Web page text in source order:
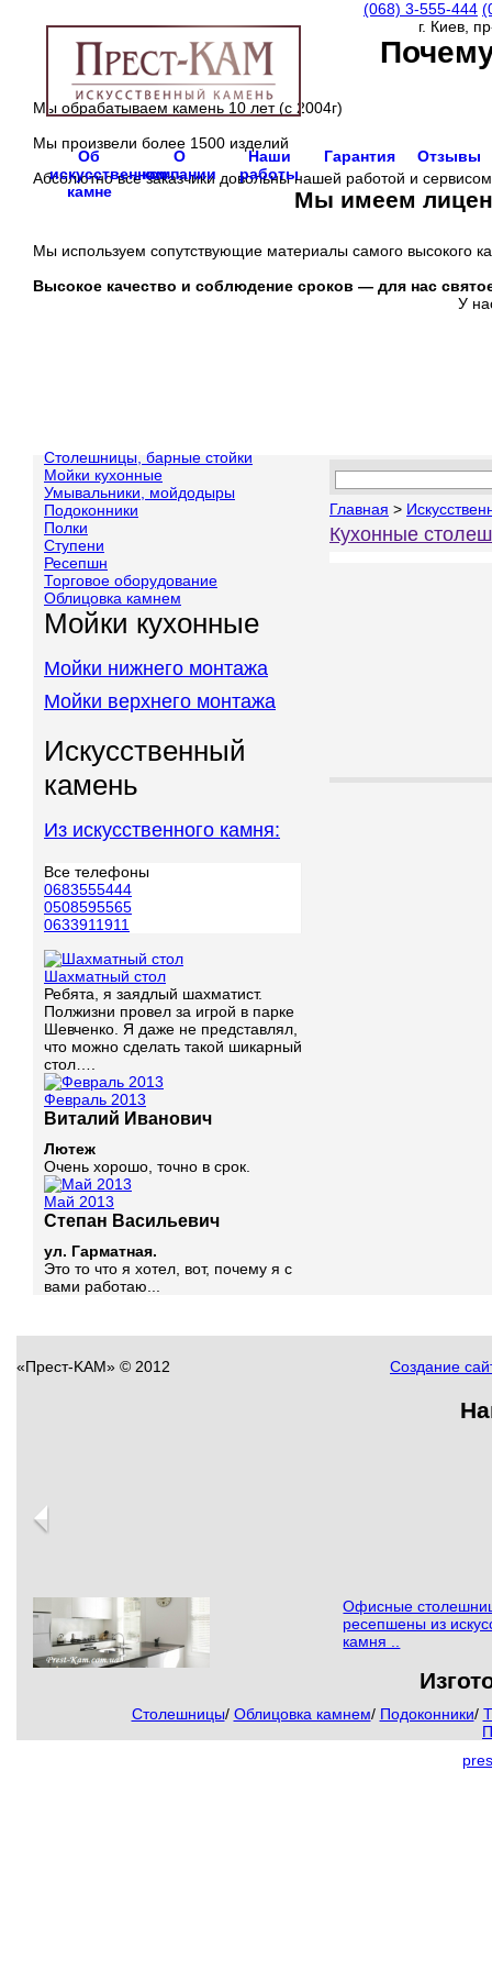
Об
искусственном
камне
О
компании
Наши
работы
Гарантия Отзывы
(068) 3-555-444
г. Киев,
Мы обрабатываем камень 10 лет (с 2004г)
Мы произвели более 1500 изделий
Абсолютно все заказчики довольны нашей работой и сервисом
Мы имеем
Мы используем сопутствующие материалы самого высокого
Высокое качество и соблюдение сроков — для нас
У
Главная >
Кухонные
Столешницы, барные стойки
Мойки кухонные
Умывальники, мойдодыры
Подоконники
Полки
Ступени
Ресепшн
Торговое оборудование
Облицовка камнем
Мойки кухонные
Мойки нижнего монтажа
Мойки верхнего монтажа
Искусственный
камень
Из искусственного камня:
Все телефоны
0683555444
0508595565
0633911911
Шахматный стол
Ребята, я заядлый шахматист.
Полжизни провел за игрой в парке
Шевченко. Я даже не представлял,
что можно сделать такой шикарный
стол….
Февраль 2013
Виталий Иванович
Лютеж
Очень хорошо, точно в срок.
Май 2013
Степан Васильевич
ул. Гарматная.
Это то что я хотел, вот, почему я с
вами работаю...
«Прест-KAM» © 2012 Создание
Изготовление кухонных
столешниц из искусственного
Офисные
ресепшены из
камня ..
Столешницы/ Облицовка камнем/ Подоконники/